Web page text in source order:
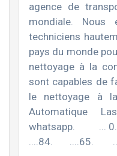
agence de
mondiale. Nous
techniciens
pays du monde
nettoyage à la
sont capables de
le nettoyage à
Automatique
whatsapp. ...
....84. ....65.